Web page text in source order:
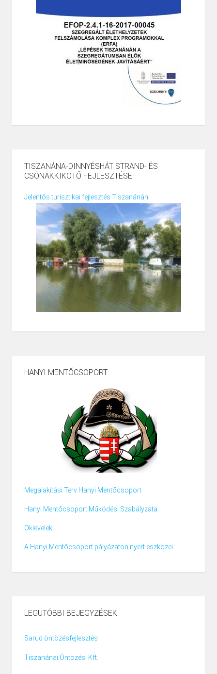
TISZANÁNA-DINNYÉSHÁT STRAND- ÉS
CSÓNAKKIKÖTŐ FEJLESZTÉSE
Jelentős turisztikai fejlesztés Tiszanánán
HANYI MENTŐCSOPORT
Megalakítási Terv Hanyi Mentőcsoport
Hanyi Mentőcsoport Működési Szabályzata
Oklevelek
A Hanyi Mentőcsoport pályázaton nyert eszközei
LEGUTÓBBI BEJEGYZÉSEK
Sarud öntözésfejlesztés
Tiszanánai Öntözési Kft.